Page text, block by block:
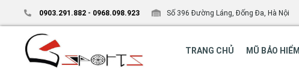
0903.291.882 - 0968.098.923 Số 396 Đường Láng, Đống Đa, Hà Nội
TRANG CHỦ MŨ BẢO HIỂM